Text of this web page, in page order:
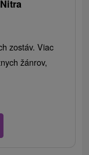
zostáv. Viac
žánrov,